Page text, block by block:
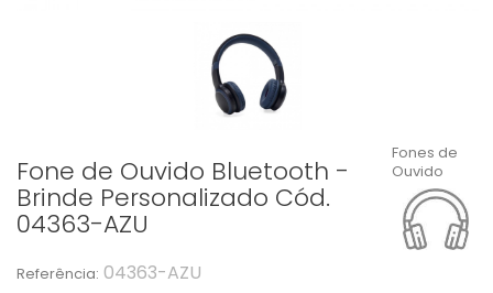
Fone de Ouvido Bluetooth -
Brinde Personalizado Cód.
04363-AZU
Referência: 04363-AZU
Fones de
Ouvido